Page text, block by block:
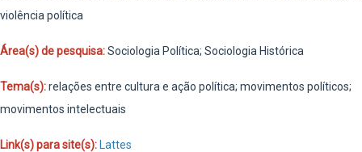
violência política
Área(s) de pesquisa:Sociologia Política; Sociologia Histórica
Tema(s):relações entre cultura e ação política; movimentos políticos;
movimentos intelectuais
Link(s) para site(s): Lattes